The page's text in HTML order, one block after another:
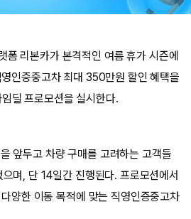
폼 리본카가 본격적인 여름 휴가 시즌에
인증중고차 최대 350만원 할인 혜택을
딜 프로모션을 실시한다.
앞두고 차량 구매를 고려하는 고객들
며, 단 14일간 진행된다. 프로모션에서
양한 이동 목적에 맞는 직영인증중고차